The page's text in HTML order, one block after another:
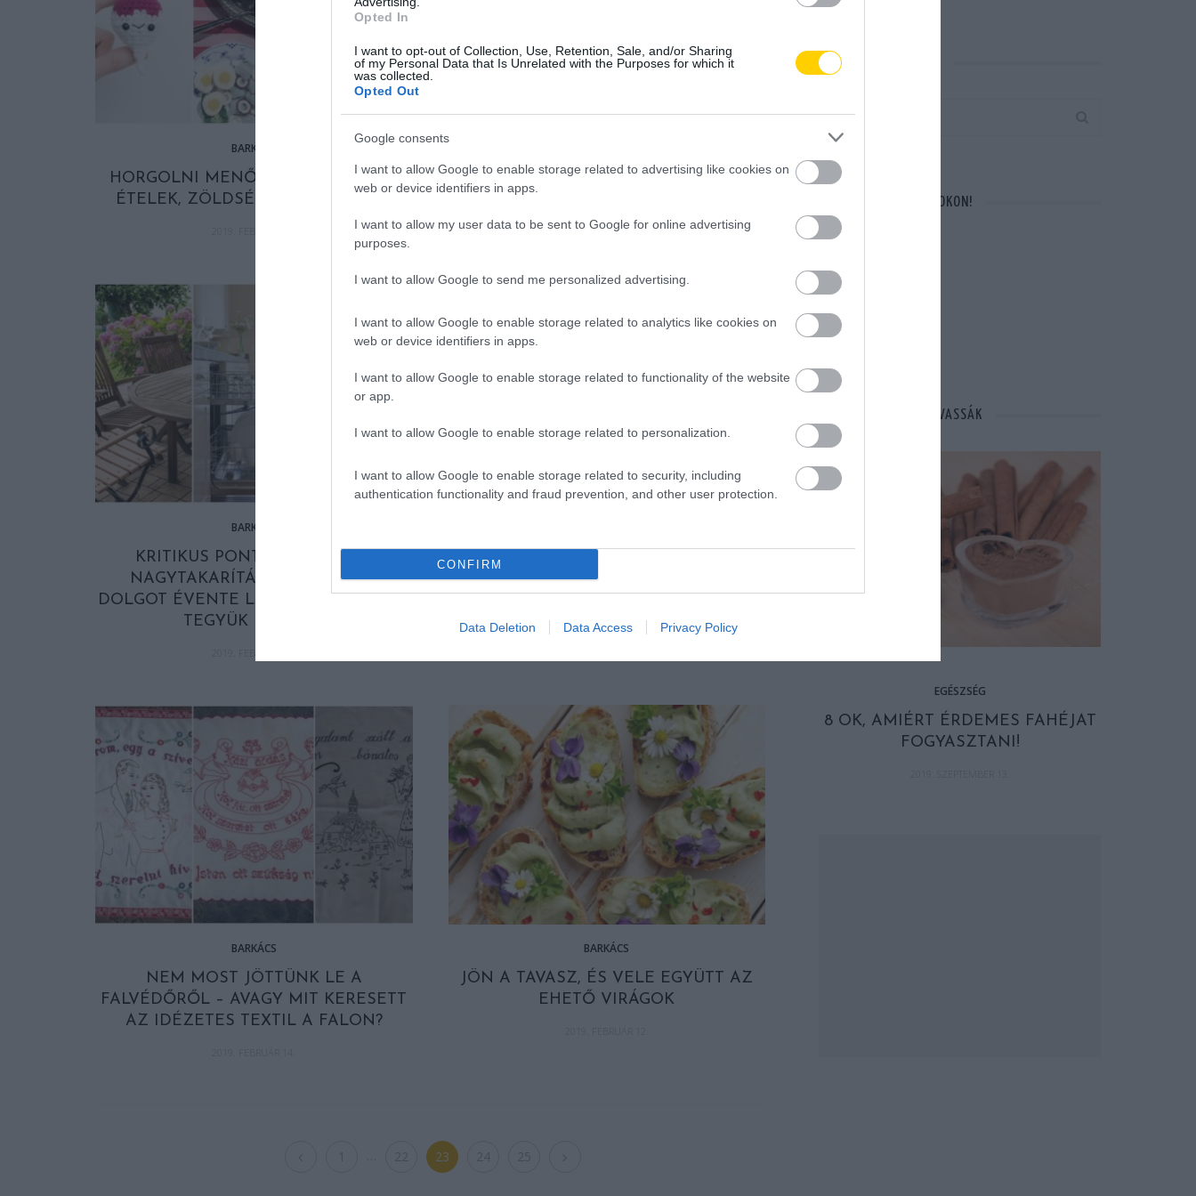
Opted In
I want to opt-out of Collection, Use, Retention, Sale, and/or Sharing
of my Personal Data that Is Unrelated with the Purposes for which it
was collected.
Opted Out
Google consents
I want to allow Google to enable storage related to advertising like cookies on
web or device identifiers in apps.
I want to allow my user data to be sent to Google for online advertising
purposes.
I want to allow Google to send me personalized advertising.
I want to allow Google to enable storage related to analytics like cookies on
web or device identifiers in apps.
I want to allow Google to enable storage related to functionality of the website
or app.
I want to allow Google to enable storage related to personalization.
I want to allow Google to enable storage related to security, including
authentication functionality and fraud prevention, and other user protection.
CONFIRM
Data Deletion Data Access Privacy Policy
BARKÁCS
HORGOLNI MENŐ – MOST A BÁJOS
ÉTELEK, ZÖLDSÉGEK HÓDÍTANAK
ÍME A NAGYMAMÁK LEGMÓKÁSABB
2019. FEBRUÁR 21.
BARKÁCS
KRITIKUS PONTOK A TAVASZI
NAGYTAKARÍTÁSNÁL: EZT A 16
DOLGOT ÉVENTE LEGALÁBB EGYSZER
TEGYÜK RENDBE!
TUDSZ UJJAL KÖTÖGETNI?
PILLANATOK ALATT MEGTANULHATSZ!
BARKÁCS
NEM MOST JÖTTÜNK LE A
FALVÉDŐRŐL – AVAGY MIT KERESETT
AZ IDÉZETES TEXTIL A FALON?
BARKÁCS
JÖN A TAVASZ, ÉS VELE EGYÜTT AZ
EHETŐ VIRÁGOK
23
KERESÉS AZ OLDALON
CSATLAKOZZ FACEBOOKON!
MÁSOK ÉPPEN EZT OLVASSÁK
EGÉSZSÉG
8 OK, AMIÉRT ÉRDEMES FAHÉJAT
FOGYASZTANI!